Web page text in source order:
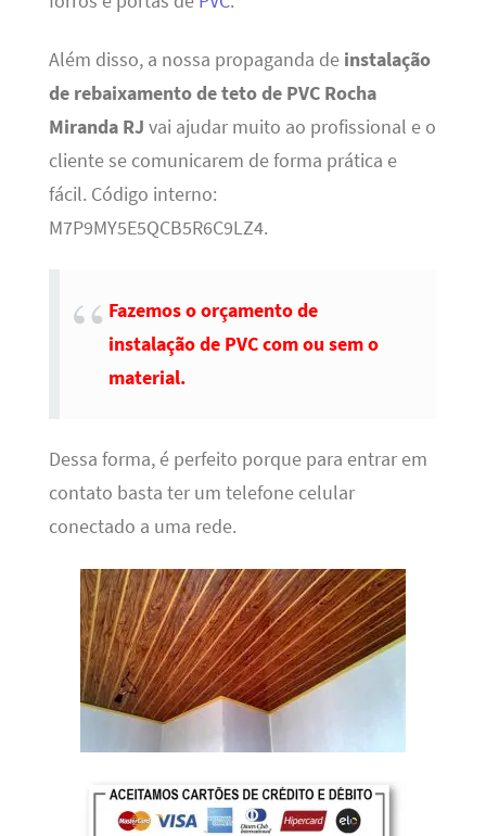
Além disso, a nossa propaganda de instalação
de rebaixamento de teto de PVC Rocha
Miranda RJ vai ajudar muito ao profissional e o
cliente se comunicarem de forma prática e
fácil. Código interno:
M7P9MY5E5QCB5R6C9LZ4.
Fazemos o orçamento de
instalação de PVC com ou sem o
material.
Dessa forma, é perfeito porque para entrar em
contato basta ter um telefone celular
conectado a uma rede.